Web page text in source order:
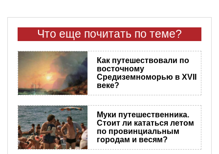
Что еще почитать по теме?
Как путешествовали по
восточному
Средиземноморью в XVII
веке?
Муки путешественника.
Стоит ли кататься летом
по провинциальным
городам и весям?